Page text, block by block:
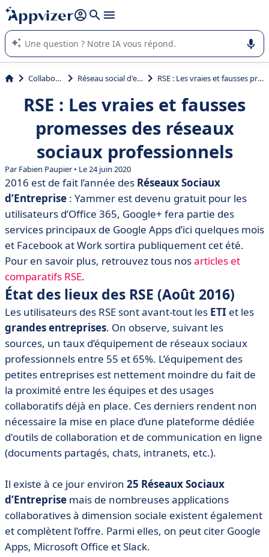
répondre (plusieurs lignes avec
L'IA de Appvizer vous guide dans l'utilisation ou la sélection de
logiciel SaaS en entreprise.
Collaboration Réseau social d'entreprise RSE : Les vraies et fausses promesses des réseaux sociaux professionnels
RSE : Les vraies et fausses
promesses des réseaux
sociaux professionnels
Par Fabien Paupier • Le 24 juin 2020
2016 est de fait l’année des Réseaux Sociaux
d’Entreprise : Yammer est devenu gratuit pour les
utilisateurs d’Office 365, Google+ fera partie des
services principaux de Google Apps d’ici quelques mois
et Facebook at Work sortira publiquement cet été.
Pour en savoir plus, retrouvez tous nosarticles et
comparatifs RSE.
État des lieux des RSE (Août 2016)
Les utilisateurs des RSE sont avant-tout les ETI et les
grandes entreprises. On observe, suivant les
sources, un taux d’équipement de réseaux sociaux
professionnels entre 55 et 65%. L’équipement des
petites entreprises est nettement moindre du fait de
la proximité entre les équipes et des usages
collaboratifs déjà en place. Ces derniers rendent non
nécessaire la mise en place d’une plateforme dédiée
d'outils de collaboration et de communication en ligne
(documents partagés, chats, intranets, etc.).
Il existe à ce jour environ 25 Réseaux Sociaux
d’Entreprise mais de nombreuses applications
collaboratives à dimension sociale existent également
et complètent l’offre. Parmi elles, on peut citer Google
Apps, Microsoft Office et Slack.